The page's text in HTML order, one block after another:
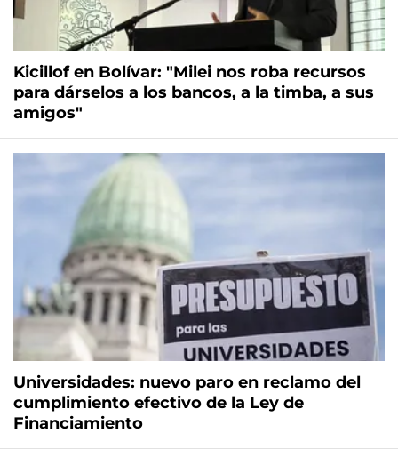
Kicillof en Bolívar: "Milei nos roba recursos
para dárselos a los bancos, a la timba, a sus
amigos"
Universidades: nuevo paro en reclamo del
cumplimiento efectivo de la Ley de
Financiamiento